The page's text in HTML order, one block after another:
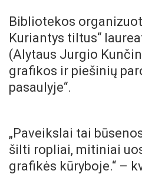
Bibliotekos
Kuriantys tiltus“
(Alytaus Jurgio
grafikos ir piešinių
pasaulyje“.
„Paveikslai tai
šilti ropliai, mitiniai
grafikės kūryboje.“ –